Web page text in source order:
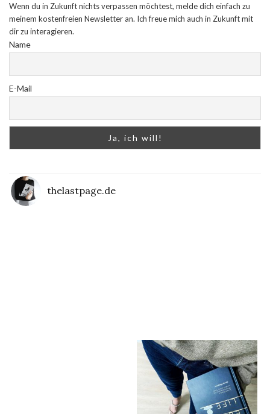
Wenn du in Zukunft nichts verpassen möchtest, melde dich einfach zu
meinem kostenfreien Newsletter an. Ich freue mich auch in Zukunft mit
dir zu interagieren.
Name
E-Mail
thelastpage.de